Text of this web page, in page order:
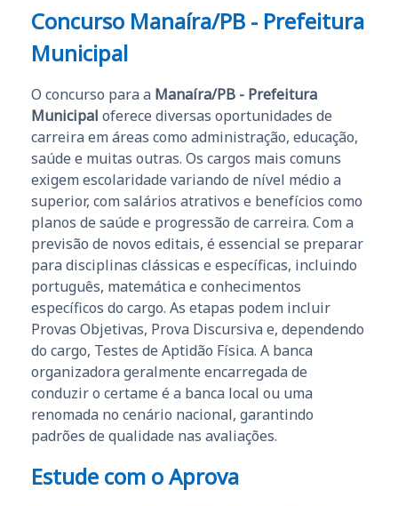
Concurso Manaíra/PB - Prefeitura
Municipal
O concurso para a Manaíra/PB - Prefeitura
Municipal oferece diversas oportunidades de
carreira em áreas como administração, educação,
saúde e muitas outras. Os cargos mais comuns
exigem escolaridade variando de nível médio a
superior, com salários atrativos e benefícios como
planos de saúde e progressão de carreira. Com a
previsão de novos editais, é essencial se preparar
para disciplinas clássicas e específicas, incluindo
português, matemática e conhecimentos
específicos do cargo. As etapas podem incluir
Provas Objetivas, Prova Discursiva e, dependendo
do cargo, Testes de Aptidão Física. A banca
organizadora geralmente encarregada de
conduzir o certame é a banca local ou uma
renomada no cenário nacional, garantindo
padrões de qualidade nas avaliações.
Estude com o Aprova